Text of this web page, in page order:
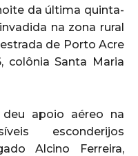
da última quinta-
na zona rural
estrada de Porto Acre
colônia Santa Maria
apoio aéreo na
esconderijos
Alcino Ferreira,